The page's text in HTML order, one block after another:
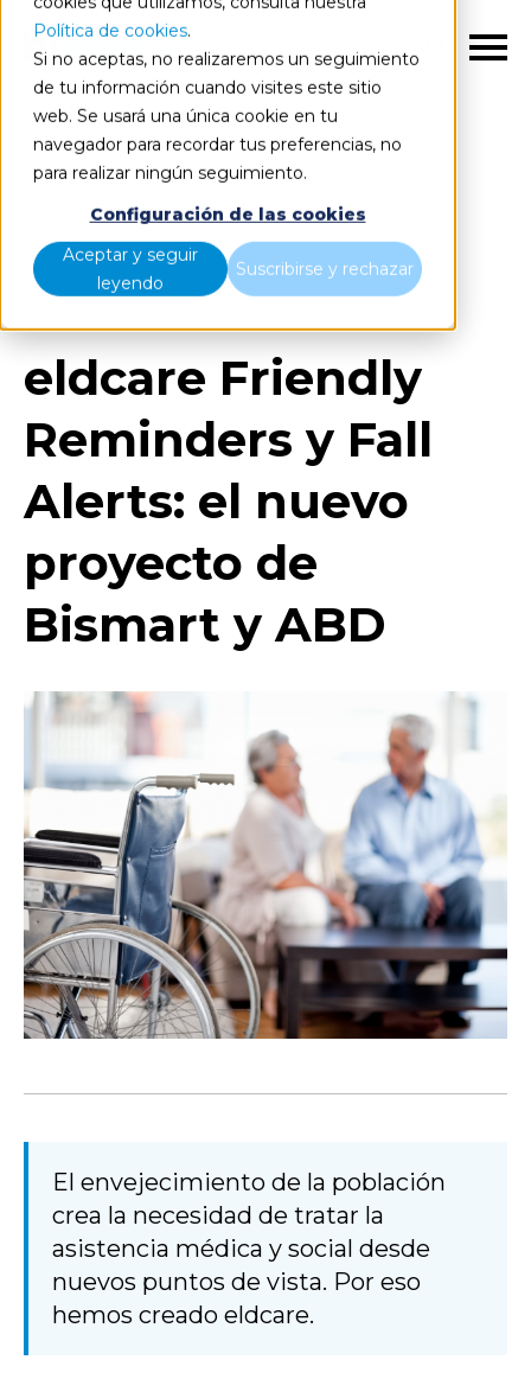
Política de cookies.
Si no aceptas, no realizaremos un seguimiento
de tu información cuando visites este sitio
web. Se usará una única cookie en tu
navegador para recordar tus preferencias, no
para realizar ningún seguimiento.
Configuración de las cookies
Aceptar y seguir
leyendo
Suscribirse y rechazar
ES
eldcare Friendly Reminders y Fall Alerts: el nuevo
proyecto de Bismart y ABD
eldcare Friendly
Reminders y Fall
Alerts: el nuevo
proyecto de
Bismart y ABD
El envejecimiento de la población
crea la necesidad de tratar la
asistencia médica y social desde
nuevos puntos de vista. Por eso
hemos creado eldcare.